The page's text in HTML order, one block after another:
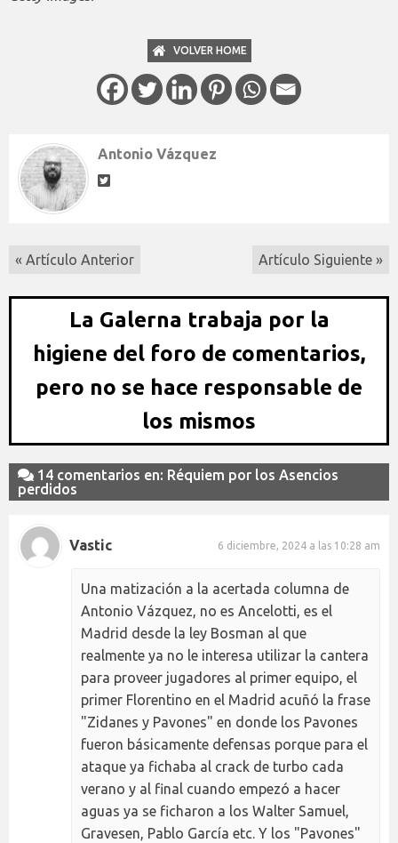
VOLVER HOME
Antonio Vázquez
« Artículo Anterior Artículo Siguiente »
La Galerna trabaja por la
higiene del foro de comentarios,
pero no se hace responsable de
los mismos
14 comentarios en: Réquiem por los Asencios
perdidos
Vastic 6 diciembre, 2024 a las 10:28 am
Una matización a la acertada columna de
Antonio Vázquez, no es Ancelotti, es el
Madrid desde la ley Bosman al que
realmente ya no le interesa utilizar la cantera
para proveer jugadores al primer equipo, el
primer Florentino en el Madrid acuñó la frase
"Zidanes y Pavones" en donde los Pavones
fueron básicamente defensas porque para el
ataque ya fichaba al crack de turbo cada
verano y al final cuando empezó a hacer
aguas ya se ficharon a los Walter Samuel,
Gravesen, Pablo García etc. Y los "Pavones"